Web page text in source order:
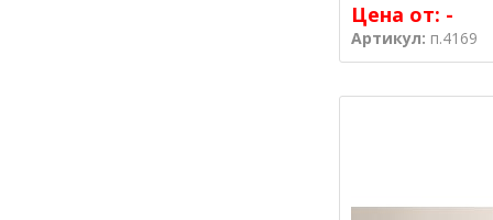
Цена от: -
Артикул: п.4169